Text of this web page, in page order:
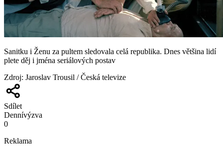
Sanitku i Ženu za pultem sledovala celá republika. Dnes většina lidí
plete děj i jména seriálových postav
Zdroj: Jaroslav Trousil / Česká televize
Sdílet
Dennívýzva
0
Reklama